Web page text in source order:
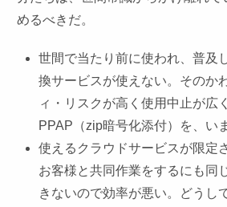
めるべきだ。
世間で当たり前に使われ、普及
換サービスが使えない。そのか
ィ・リスクが高く使用中止が広
PPAP（zip暗号化添付）を、い
使えるクラウドサービスが限定
お客様と共同作業をするにも同
きないので効率が悪い。どうし